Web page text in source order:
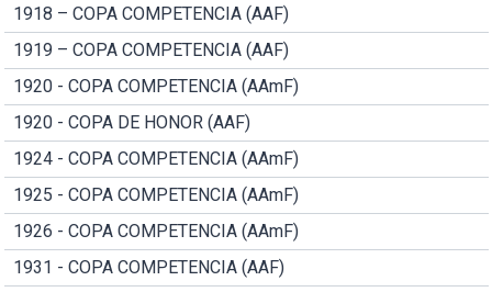
1918 – COPA COMPETENCIA (AAF)
1919 – COPA COMPETENCIA (AAF)
1920 - COPA COMPETENCIA (AAmF)
1920 - COPA DE HONOR (AAF)
1924 - COPA COMPETENCIA (AAmF)
1925 - COPA COMPETENCIA (AAmF)
1926 - COPA COMPETENCIA (AAmF)
1931 - COPA COMPETENCIA (AAF)